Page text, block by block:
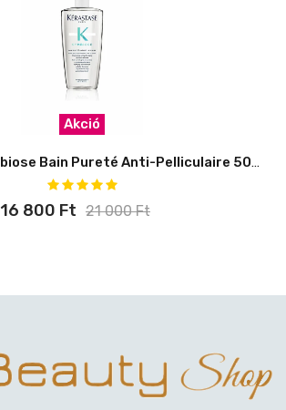
Akció
Kérastase Symbiose Bain Pureté Anti-Pelliculaire 500 ml
16 800 Ft 21 000 Ft